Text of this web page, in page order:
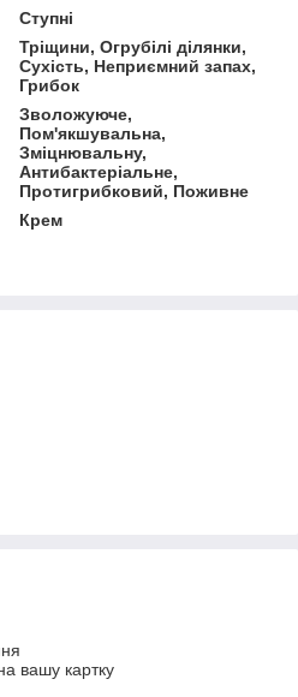
Ступні
Тріщини, Огрубілі ділянки,
Сухість, Неприємний запах,
Грибок
Зволожуюче,
Пом'якшувальна,
Зміцнювальну,
Антибактеріальне,
Протигрибковий, Поживне
Крем
вашу картку